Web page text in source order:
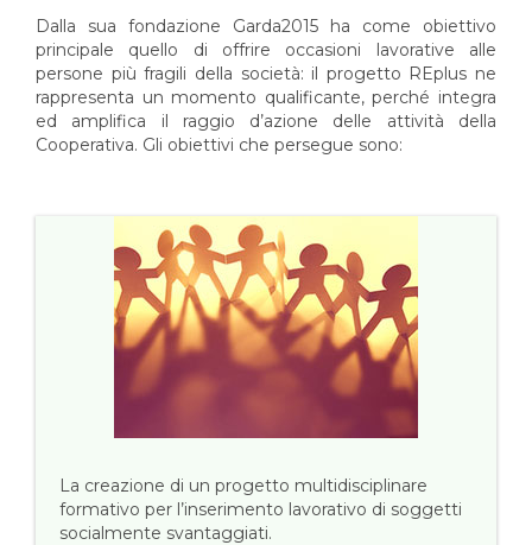
Dalla sua fondazione Garda2015 ha come obiettivo
principale quello di offrire occasioni lavorative alle
persone più fragili della società: il progetto REplus ne
rappresenta un momento qualificante, perché integra
ed amplifica il raggio d’azione delle attività della
Cooperativa. Gli obiettivi che persegue sono:
La creazione di un progetto multidisciplinare
formativo per l’inserimento lavorativo di soggetti
socialmente svantaggiati.